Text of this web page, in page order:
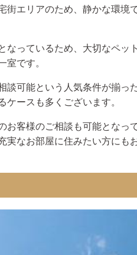
街エリアのため、静かな環境
なっているため、大切なペッ
室です。
談可能という人気条件が揃っ
ケースも多くございます。
お客様のご相談も可能となっ
実なお部屋に住みたい方にも